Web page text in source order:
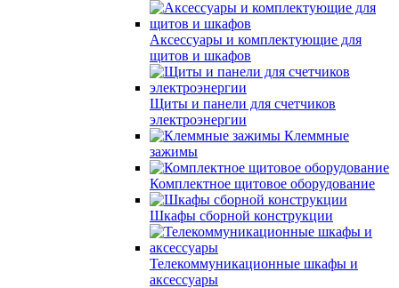
Аксессуары и комплектующие для
щитов и шкафов
Щиты и панели для счетчиков
электроэнергии
Клеммные
зажимы
Комплектное щитовое оборудование
Шкафы сборной конструкции
Телекоммуникационные шкафы и
аксессуары